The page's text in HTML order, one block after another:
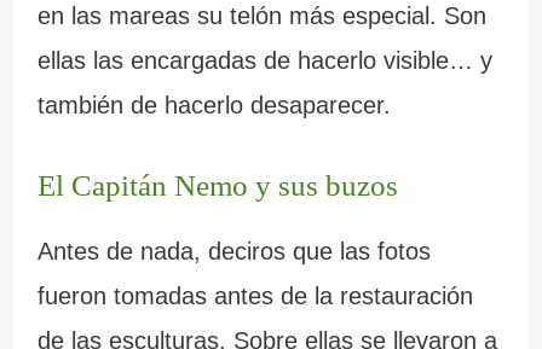
en las mareas su telón más especial. Son
ellas las encargadas de hacerlo visible… y
también de hacerlo desaparecer.
El Capitán Nemo y sus buzos
Antes de nada, deciros que las fotos
fueron tomadas antes de la restauración
de las esculturas. Sobre ellas se llevaron a